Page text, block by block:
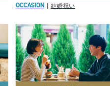
OCCASION 結婚祝い